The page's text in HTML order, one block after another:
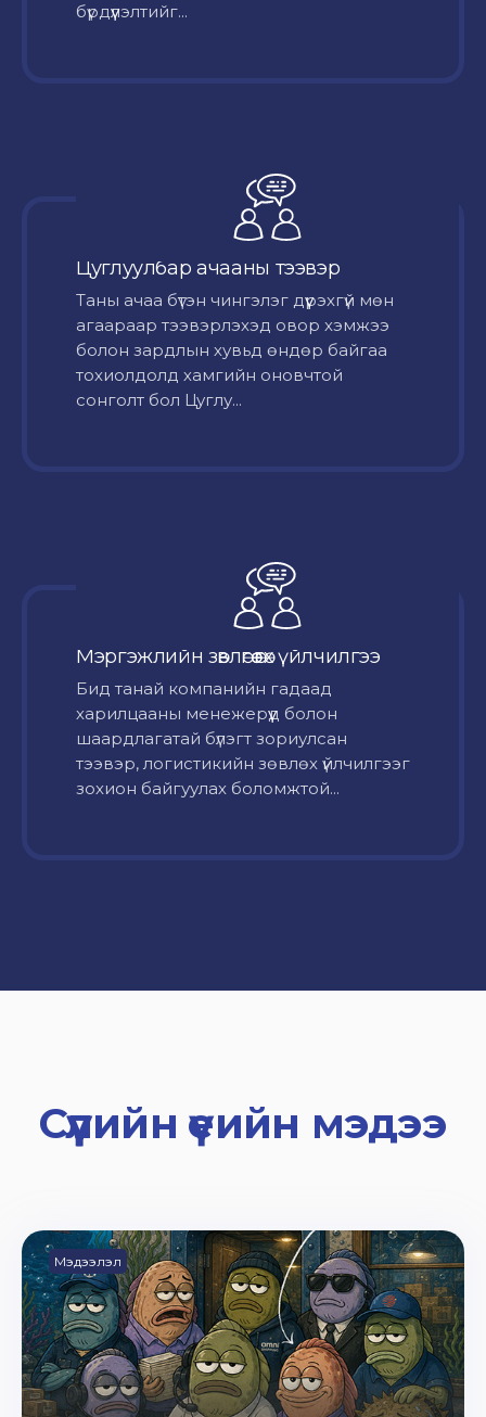
бүрдүүлэлтийг...
Цуглуулбар ачааны тээвэр
Таны ачаа бүтэн чингэлэг дүүрэхгүй мөн
агаараар тээвэрлэхэд овор хэмжээ
болон зардлын хувьд өндөр байгаа
тохиолдолд хамгийн оновчтой
сонголт бол Цуглу...
Мэргэжлийн зөвлөгөө өгөх үйлчилгээ
Бид танай компанийн гадаад
харилцааны менежерүүд болон
шаардлагатай бүлэгт зориулсан
тээвэр, логистикийн зөвлөх үйлчилгээг
зохион байгуулах боломжтой...
Сүүлийн үеийн мэдээ
Мэдээлэл